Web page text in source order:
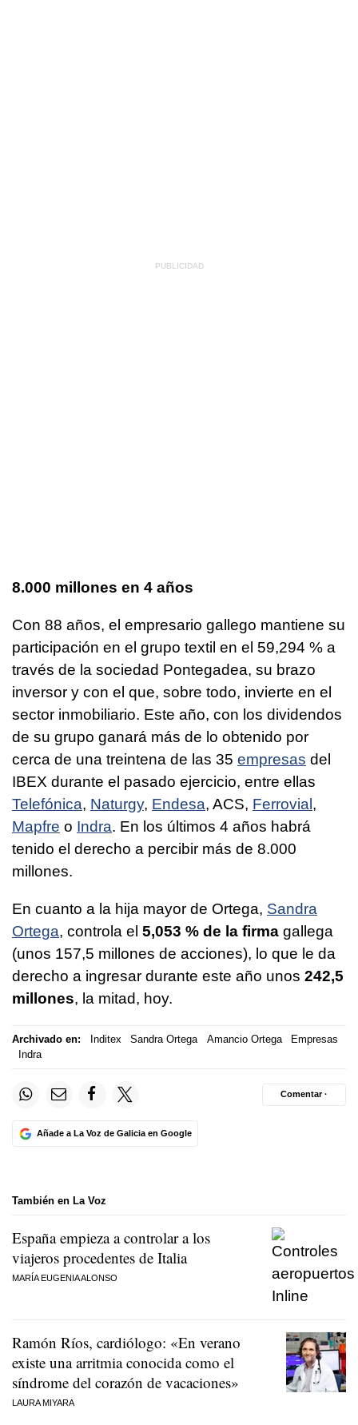
8.000 millones en 4 años
Con 88 años, el empresario gallego mantiene su
participación en el grupo textil en el 59,294 % a
través de la sociedad Pontegadea, su brazo
inversor y con el que, sobre todo, invierte en el
sector inmobiliario. Este año, con los dividendos
de su grupo ganará más de lo obtenido por
cerca de una treintena de las 35 empresas del
IBEX durante el pasado ejercicio, entre ellas
Telefónica, Naturgy, Endesa, ACS, Ferrovial,
Mapfre o Indra. En los últimos 4 años habrá
tenido el derecho a percibir más de 8.000
millones.
En cuanto a la hija mayor de Ortega, Sandra
Ortega, controla el 5,053 % de la firma gallega
(unos 157,5 millones de acciones), lo que le da
derecho a ingresar durante este año unos 242,5
millones, la mitad, hoy.
Archivado en: Inditex Sandra Ortega Amancio Ortega
Empresas
Indra
Añade a La Voz de Galicia en Google
Comentar ·
También en La Voz
España empieza a controlar a los
viajeros procedentes de Italia
MARÍA EUGENIA ALONSO
Ramón Ríos, cardiólogo: «En verano
existe una arritmia conocida como el
síndrome del corazón de vacaciones»
LAURA MIYARA